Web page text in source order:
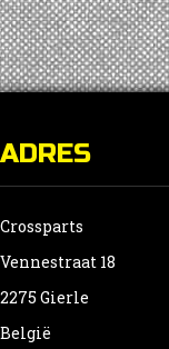
ADRES
Crossparts
Vennestraat 18
2275 Gierle
België